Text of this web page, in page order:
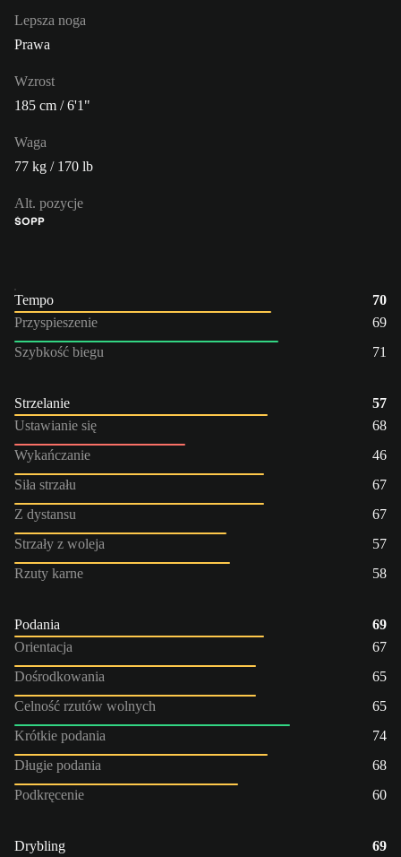
Lepsza noga
Prawa
Wzrost
185 cm / 6'1"
Waga
77 kg / 170 lb
Alt. pozycje
ŚOPP
Tempo
70
Przyspieszenie
69
Szybkość biegu
71
Strzelanie
57
Ustawianie się
68
Wykańczanie
46
Siła strzału
67
Z dystansu
67
Strzały z woleja
57
Rzuty karne
58
Podania
69
Orientacja
67
Dośrodkowania
65
Celność rzutów wolnych
65
Krótkie podania
74
Długie podania
68
Podkręcenie
60
Drybling
69